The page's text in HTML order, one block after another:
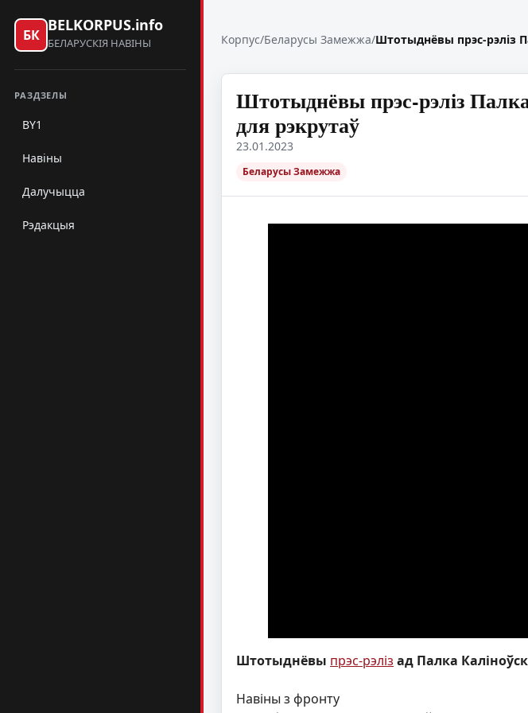
БК
BELKORPUS.info
БЕЛАРУСКІЯ НАВІНЫ
РАЗДЗЕЛЫ
BY1
Навіны
Далучыцца
Рэдакцыя
Корпус/Беларусы Замежжа/Штотыднёвы прэс-рэліз
Штотыднёвы прэс-рэліз Палка
для рэкрутаў
23.01.2023
Беларусы Замежжа
Штотыднёвы прэс-рэліз ад Палка
Навіны з фронту